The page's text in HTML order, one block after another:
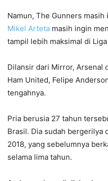
Namun, The Gunners
Mikel Arteta masih ingin
tampil lebih maksimal di
Dilansir dari Mirror, Arsenal
Ham United, Felipe
tengahnya.
Pria berusia 27 tahun
Brasil. Dia sudah bergerilya
2018, yang sebelumnya
selama lima tahun.